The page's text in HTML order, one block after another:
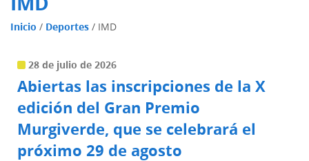
Inicio / Deportes / IMD
28 de julio de 2026
Abiertas las inscripciones de la X
edición del Gran Premio
Murgiverde, que se celebrará el
próximo 29 de agosto